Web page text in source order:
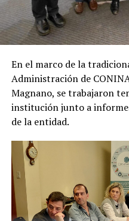
En el marco de la
Administración de
Magnano, se trabajaron
institución junto a
de la entidad.